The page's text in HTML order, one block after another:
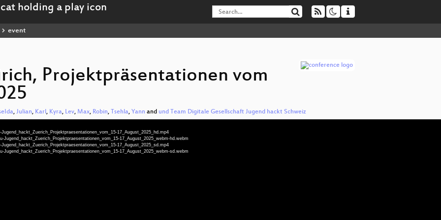
event
Projektpräsentationen vom
, Julian, Karl, Kyra, Lev, Max, Robin, Tsehla, Yann and und Team Digitale Gesellschaft Jugend hackt Schweiz
17_August_2025_hd.mp4
17_August_2025_webm-hd.webm
17_August_2025_sd.mp4
17_August_2025_webm-sd.webm